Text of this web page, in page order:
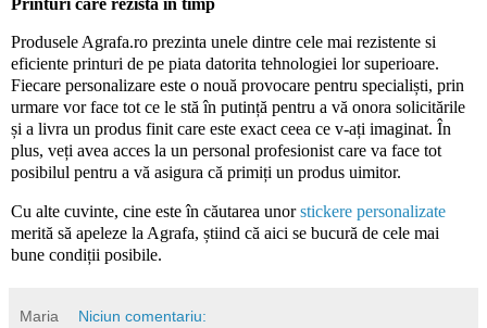
Produsele Agrafa.ro prezinta unele dintre cele mai rezistente si
eficiente printuri de pe piata datorita tehnologiei lor superioare.
Fiecare personalizare este o nouă provocare pentru specialiști, prin
urmare vor face tot ce le stă în putință pentru a vă onora solicitările
și a livra un produs finit care este exact ceea ce v-ați imaginat. În
plus, veți avea acces la un personal profesionist care va face tot
posibilul pentru a vă asigura că primiți un produs uimitor.
Cu alte cuvinte, cine este în căutarea unorstickere personalizate
merită să apeleze la Agrafa, știind că aici se bucură de cele mai
bune condiții posibile.
Maria Niciun comentariu: